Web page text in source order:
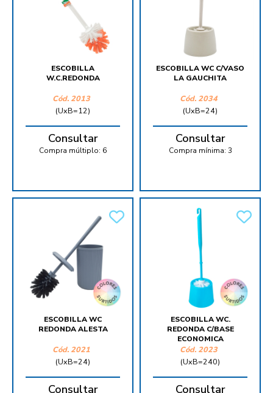
ESCOBILLA
W.C.REDONDA
Cód. 2013
(UxB=12)
Consultar
Compra múltiplo: 6
ESCOBILLA WC C/VASO
LA GAUCHITA
Cód. 2034
(UxB=24)
Consultar
Compra mínima: 3
ESCOBILLA WC
REDONDA ALESTA
Cód. 2021
(UxB=24)
Consultar
ESCOBILLA WC.
REDONDA C/BASE
ECONOMICA
Cód. 2023
(UxB=240)
Consultar